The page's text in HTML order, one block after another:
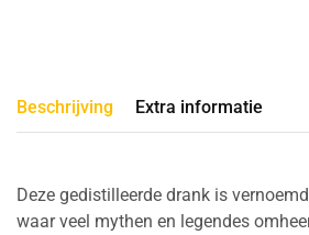
Beschrijving Extra informatie
Deze gedistilleerde drank is
waar veel mythen en legendes